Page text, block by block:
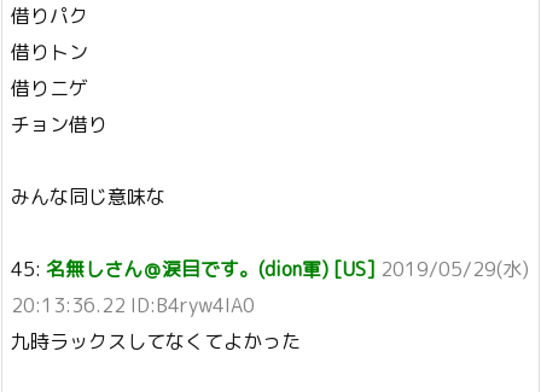
借りパク
借りトン
借りニゲ
チョン借り
みんな同じ意味な
45: 名無しさん＠涙目です。(dion軍) [US] 2019/05/29(水)
20:13:36.22 ID:B4ryw4IA0
九時ラックスしてなくてよかった